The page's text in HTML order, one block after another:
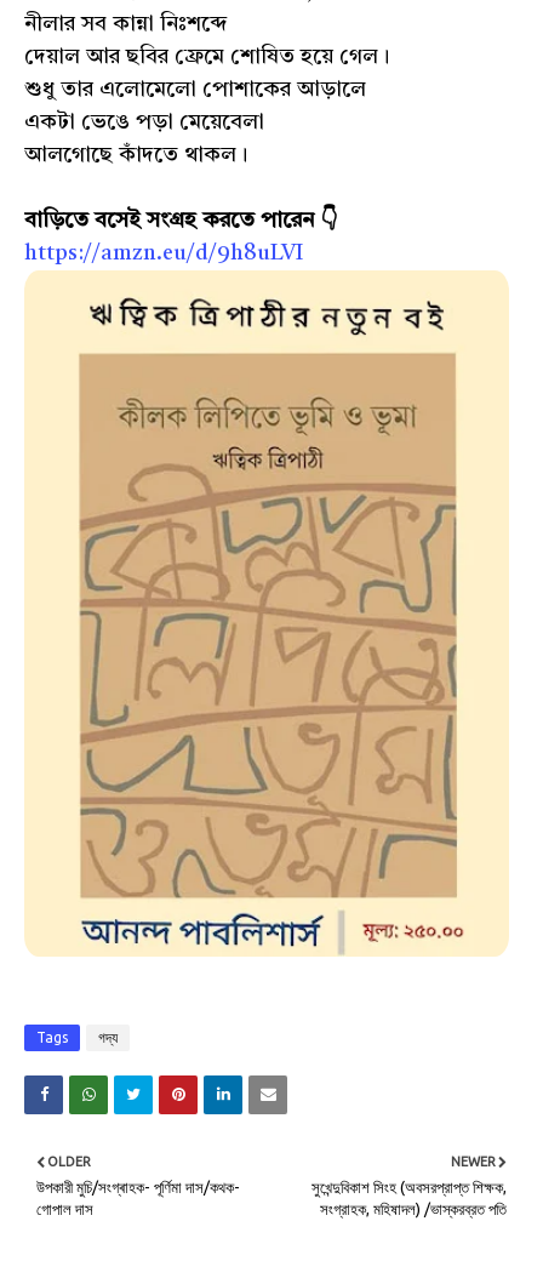
নীলার সব কান্না নিঃশব্দে
দেয়াল আর ছবির ফ্রেমে শোষিত হয়ে গেল।
শুধু তার এলোমেলো পোশাকের আড়ালে
একটা ভেঙে পড়া মেয়েবেলা
আলগোছে কাঁদতে থাকল।
বাড়িতে বসেই সংগ্রহ করতে পারেন 👇
https://amzn.eu/d/9h8uLVI
Tags গদ্য
NEWER
সুখেন্দুবিকাশ সিংহ (অবসরপ্রাপ্ত শিক্ষক,
সংগ্রাহক, মহিষাদল) /ভাস্করব্রত পতি
OLDER
উপকারী মুচি/সংগ্ৰাহক- পূর্ণিমা দাস/কথক-
গোপাল দাস